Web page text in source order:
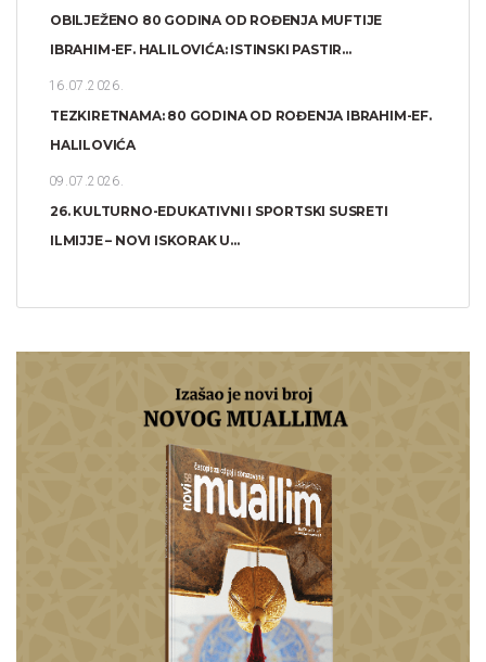
OBILJEŽENO 80 GODINA OD ROĐENJA MUFTIJE
IBRAHIM-EF. HALILOVIĆA: ISTINSKI PASTIR...
16.07.2026.
TEZKIRETNAMA: 80 GODINA OD ROĐENJA IBRAHIM-EF.
HALILOVIĆA
09.07.2026.
26. KULTURNO-EDUKATIVNI I SPORTSKI SUSRETI
ILMIJJE – NOVI ISKORAK U...